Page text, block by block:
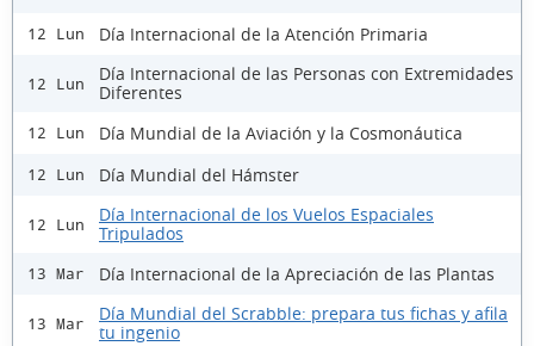
12 Lun Día Internacional de la Atención Primaria
12 Lun
Día Internacional de las Personas con Extremidades
Diferentes
12 Lun Día Mundial de la Aviación y la Cosmonáutica
12 Lun Día Mundial del Hámster
12 Lun
Día Internacional de los Vuelos Espaciales
Tripulados
13 Mar Día Internacional de la Apreciación de las Plantas
13 Mar
Día Mundial del Scrabble: prepara tus fichas y afila
tu ingenio